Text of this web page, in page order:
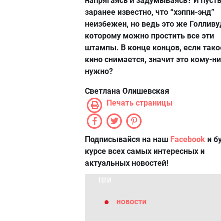
заранее известно, что “хэппи-энд”
неизбежен, но ведь это же
которому можно простить все эти
штампы. В конце концов, если
кино снимается, значит это кому-
нужно?
Светлана Олишевская
Печать страницы
Подписывайся на наш Facebook и
курсе всех самых интересных и
актуальных новостей!
ТЕГИ
новости